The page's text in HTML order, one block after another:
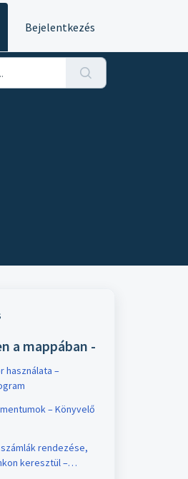
Bejelentkezés
a mappában -
használata –
– Könyvelő
rendezése,
keresztül –